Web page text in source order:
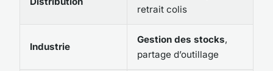
retrait colis
Industrie
Gestion des stocks,
partage d’outillage